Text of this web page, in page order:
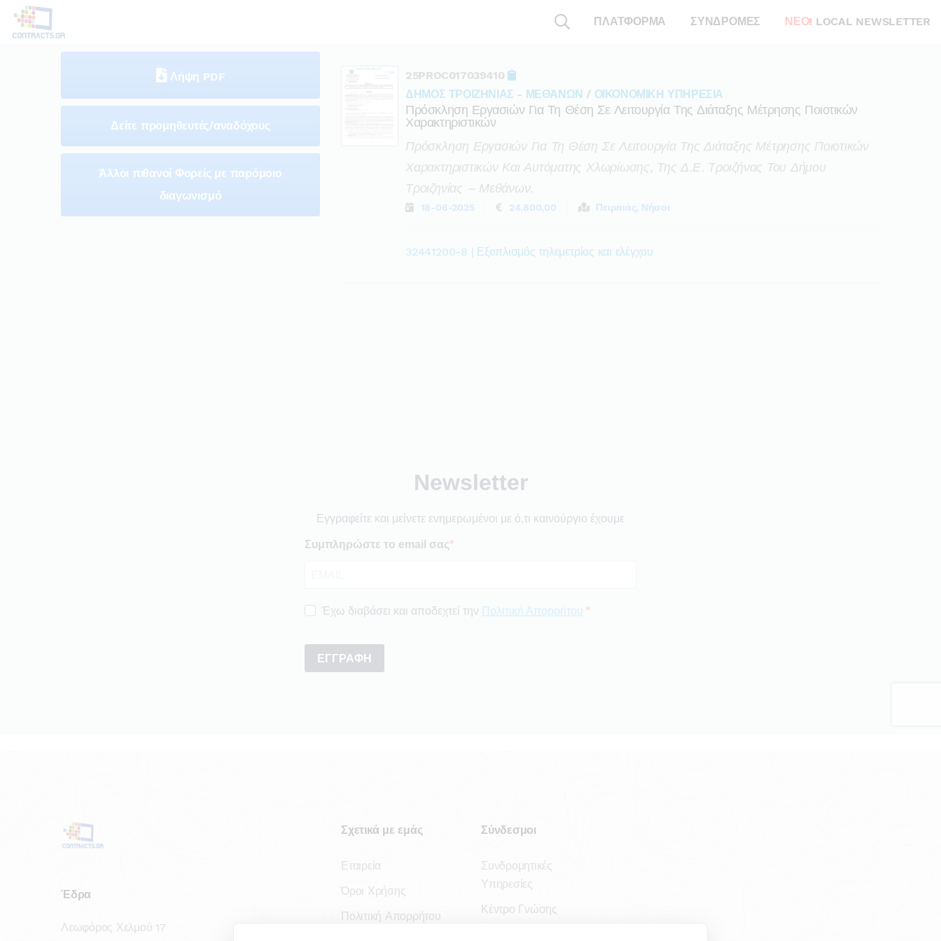
ΠΛΑΤΦΟΡΜΑ ΣΥΝΔΡΟΜΕΣ ΝΕΟ! LOCAL NEWSLETTER
Λήψη PDF
Δείτε προμηθευτές/αναδόχους
Άλλοι πιθανοί Φορείς με παρόμοιο
διαγωνισμό
25PROC017039410
ΔΗΜΟΣ ΤΡΟΙΖΗΝΙΑΣ - ΜΕΘΑΝΩΝ / ΟΙΚΟΝΟΜΙΚΗ ΥΠΗΡΕΣΙΑ
Πρόσκληση Εργασιών Για Τη Θέση Σε Λειτουργία Της Διάταξης Μέτρησης Ποιοτικών
Χαρακτηριστικών
Πρόσκληση Εργασιών Για Τη Θέση Σε Λειτουργία Της Διάταξης Μέτρησης Ποιοτικών
Χαρακτηριστικών Και Αυτόματης Χλωρίωσης, Της Δ.ε. Τροιζήνας Του Δήμου
Τροιζηνίας – Μεθάνων.
18-06-2025 24.800,00 Πειραιάς, Νήσοι
32441200-8 | Εξοπλισμός τηλεμετρίας και ελέγχου
Έδρα
Λεωφόρος Χελμού 17
Σχετικά με εμάς
Εταιρεία
Όροι Χρήσης
Πολιτική Απορρήτου
Σύνδεσμοι
Συνδρομητικές
Υπηρεσίες
Κέντρο Γνώσης